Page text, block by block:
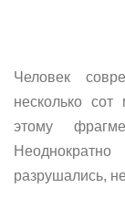
Человек
несколько сот
этому
разрушались,